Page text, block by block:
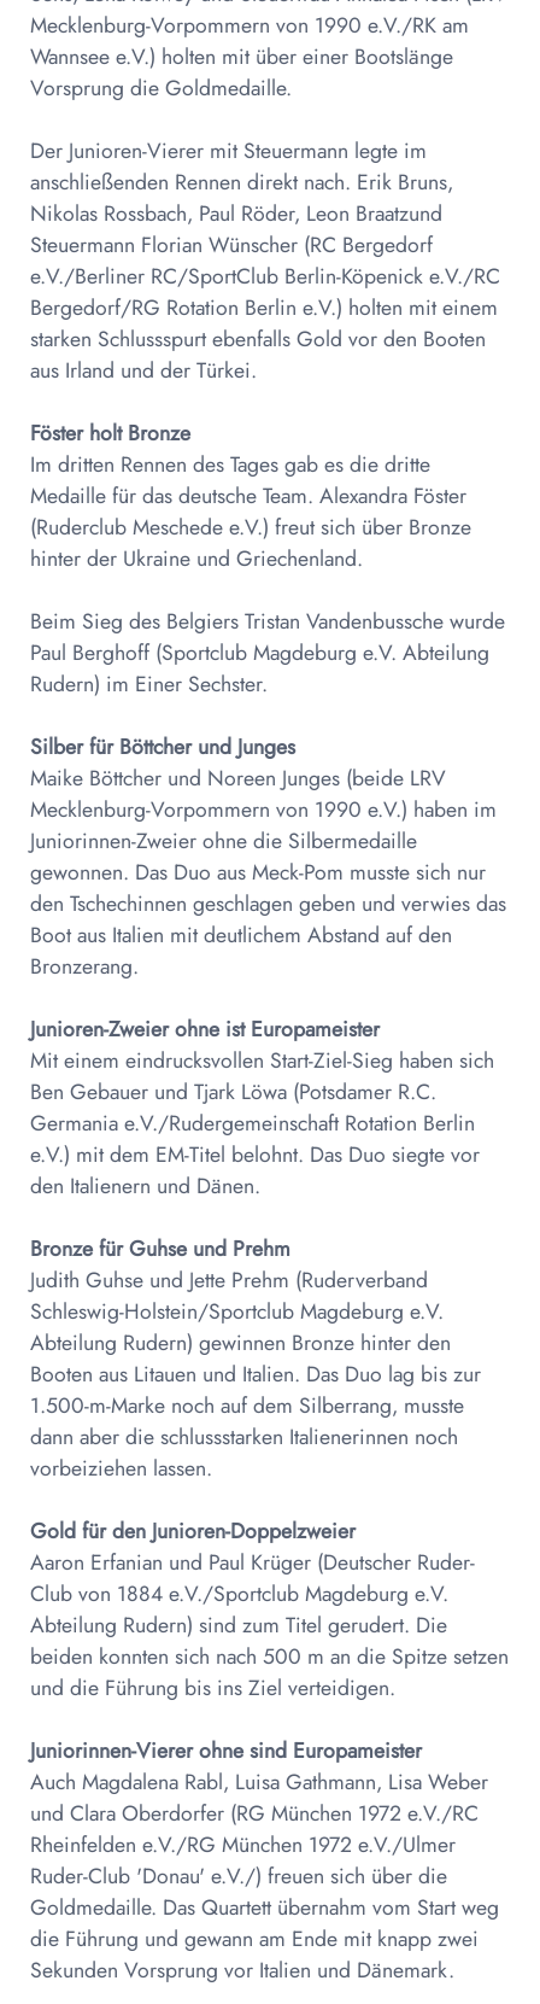
Mecklenburg-Vorpommern von 1990 e.V./RK am
Wannsee e.V.) holten mit über einer Bootslänge
Vorsprung die Goldmedaille.
Der Junioren-Vierer mit Steuermann legte im
anschließenden Rennen direkt nach. Erik Bruns,
Nikolas Rossbach, Paul Röder, Leon Braatzund
Steuermann Florian Wünscher (RC Bergedorf
e.V./Berliner RC/SportClub Berlin-Köpenick e.V./RC
Bergedorf/RG Rotation Berlin e.V.) holten mit einem
starken Schlussspurt ebenfalls Gold vor den Booten
aus Irland und der Türkei.
Föster holt Bronze
Im dritten Rennen des Tages gab es die dritte
Medaille für das deutsche Team. Alexandra Föster
(Ruderclub Meschede e.V.) freut sich über Bronze
hinter der Ukraine und Griechenland.
Beim Sieg des Belgiers Tristan Vandenbussche wurde
Paul Berghoff (Sportclub Magdeburg e.V. Abteilung
Rudern) im Einer Sechster.
Silber für Böttcher und Junges
Maike Böttcher und Noreen Junges (beide LRV
Mecklenburg-Vorpommern von 1990 e.V.) haben im
Juniorinnen-Zweier ohne die Silbermedaille
gewonnen. Das Duo aus Meck-Pom musste sich nur
den Tschechinnen geschlagen geben und verwies das
Boot aus Italien mit deutlichem Abstand auf den
Bronzerang.
Junioren-Zweier ohne ist Europameister
Mit einem eindrucksvollen Start-Ziel-Sieg haben sich
Ben Gebauer und Tjark Löwa (Potsdamer R.C.
Germania e.V./Rudergemeinschaft Rotation Berlin
e.V.) mit dem EM-Titel belohnt. Das Duo siegte vor
den Italienern und Dänen.
Bronze für Guhse und Prehm
Judith Guhse und Jette Prehm (Ruderverband
Schleswig-Holstein/Sportclub Magdeburg e.V.
Abteilung Rudern) gewinnen Bronze hinter den
Booten aus Litauen und Italien. Das Duo lag bis zur
1.500-m-Marke noch auf dem Silberrang, musste
dann aber die schlussstarken Italienerinnen noch
vorbeiziehen lassen.
Gold für den Junioren-Doppelzweier
Aaron Erfanian und Paul Krüger (Deutscher Ruder-
Club von 1884 e.V./Sportclub Magdeburg e.V.
Abteilung Rudern) sind zum Titel gerudert. Die
beiden konnten sich nach 500 m an die Spitze setzen
und die Führung bis ins Ziel verteidigen.
Juniorinnen-Vierer ohne sind Europameister
Auch Magdalena Rabl, Luisa Gathmann, Lisa Weber
und Clara Oberdorfer (RG München 1972 e.V./RC
Rheinfelden e.V./RG München 1972 e.V./Ulmer
Ruder-Club 'Donau' e.V./) freuen sich über die
Goldmedaille. Das Quartett übernahm vom Start weg
die Führung und gewann am Ende mit knapp zwei
Sekunden Vorsprung vor Italien und Dänemark.